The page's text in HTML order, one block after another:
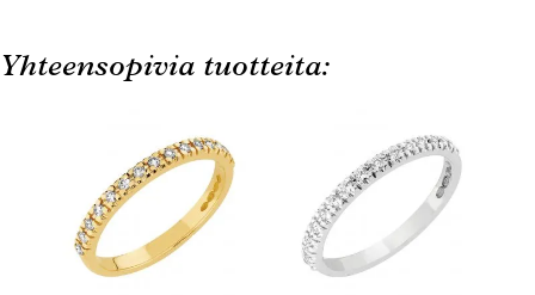
Yhteensopivia tuotteita: